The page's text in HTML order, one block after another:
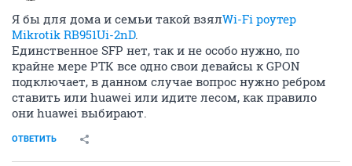
Я бы для дома и семьи такой взялWi-Fi роутер
Mikrotik RB951Ui-2nD.
Единственное SFP нет, так и не особо нужно, по
крайне мере РТК все одно свои девайсы к GPON
подключает, в данном случае вопрос нужно ребром
ставить или huawei или идите лесом, как правило
они huawei выбирают.
ОТВЕТИТЬ